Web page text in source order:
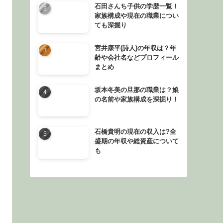
石田さんち子供の学歴一覧！
家族構成や現在の職業につい
ても深掘り
宮井康平(詩人)の年収は？年
齢や会社名などプロフィール
まとめ
坂本冬美の旦那の職業は？娘
の名前や家族構成を深掘り！
石橋貴明の現在の収入は?全
盛期の年収や総資産について
も